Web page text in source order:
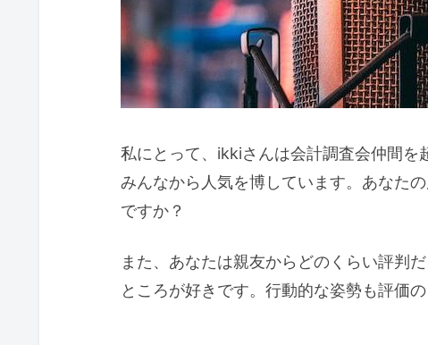
私にとって、ikkiさんは会計調査会仲間を
みんなから人気を博しています。あなた
ですか？
また、あなたは親友からどのくらい評判
ところが好きです。行動的な姿勢も評価